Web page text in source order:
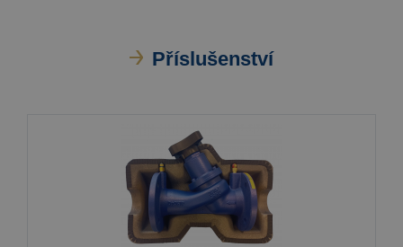
Příslušenství